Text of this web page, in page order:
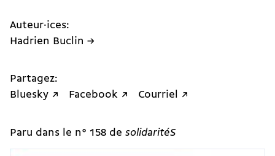
Auteur·ices:
Hadrien Buclin →
Partagez:
Bluesky ↗
Facebook ↗ Courriel ↗
Paru dans le n° 158 de solidaritéS